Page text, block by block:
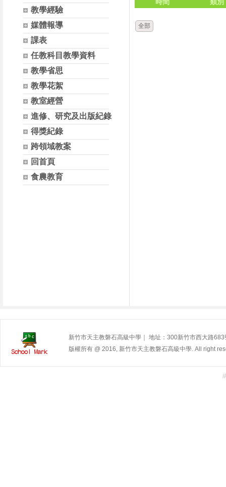
教學經驗
媒體報導
課表
任教科目教學資料
教學省思
教學花絮
教室經營
進修、研究及出版紀錄
得獎紀錄
跨領域教案
回首頁
食農教育
全部
新竹市天主教磐石高級中學｜ 地址：300新竹市西大路
版權所有 @ 2016, 新竹市天主教磐石高級中學. All right